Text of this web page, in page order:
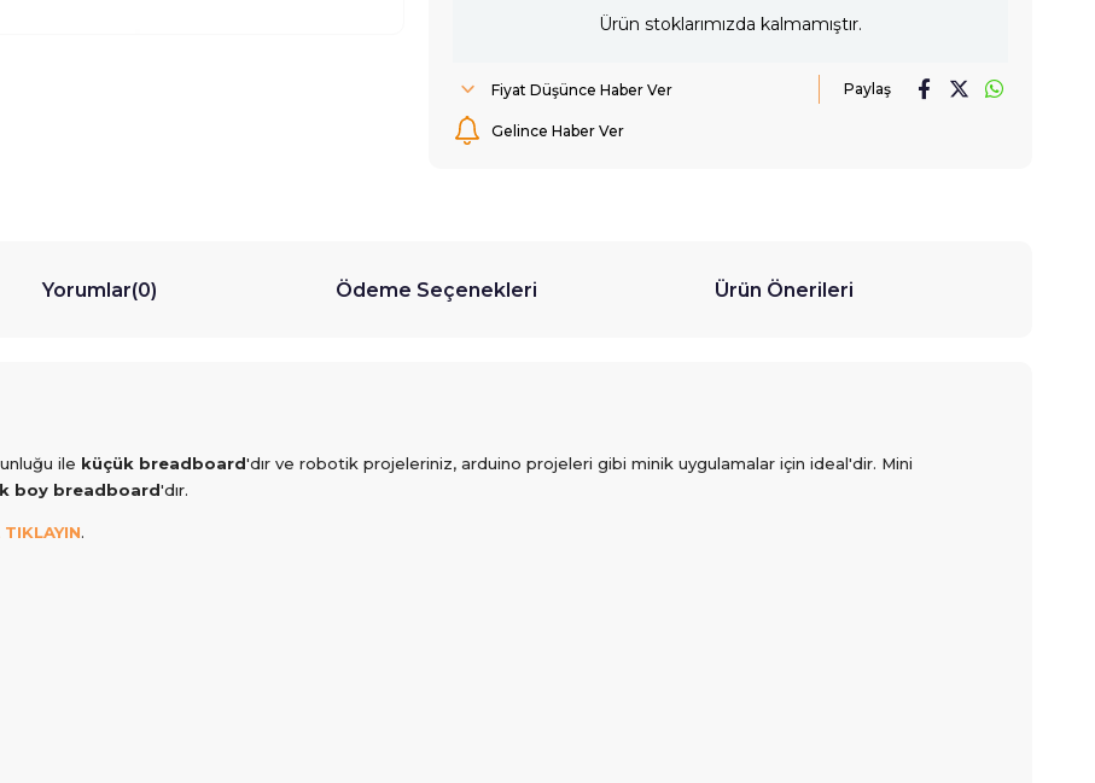
Ürün stoklarımızda kalmamıştır.
Fiyat Düşünce Haber Ver
Gelince Haber Ver
Paylaş
Yorumlar(0) Ödeme Seçenekleri Ürün Önerileri
ile küçük breadboard'dır ve robotik projeleriniz, arduino projeleri gibi minik uygulamalar için ideal'dir. Mini
boy breadboard'dır.
TIKLAYIN.